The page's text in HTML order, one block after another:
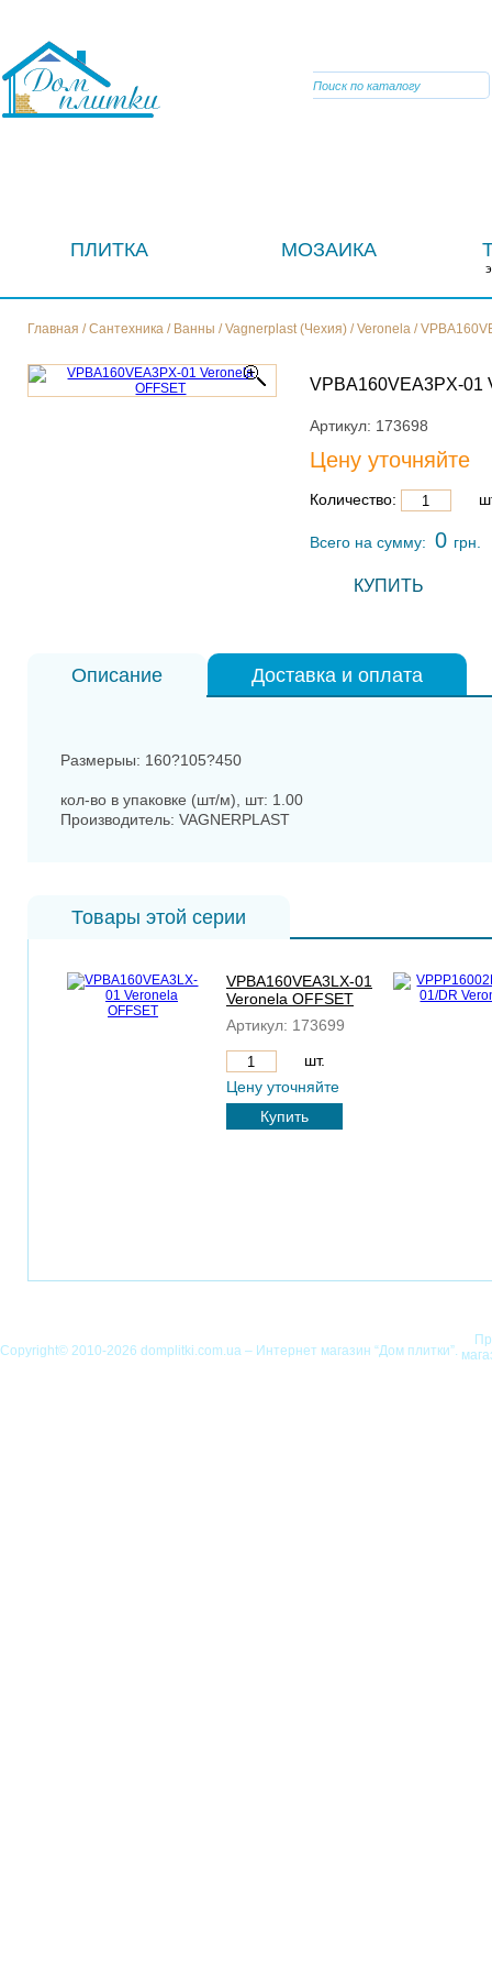
ПЛИТКА МОЗАИКА
Главная /Сантехника / Ванны /Vagnerplast (Чехия) /Veronela /
VPBA160VEA3PX-01
Артикул: 173698
Цену уточняйте
Количество:
Всего на сумму: 0 грн.
КУПИТЬ
Описание Доставка и оплата
Размерыы: 160?105?450
кол-во в упаковке (шт/м), шт: 1.00
Производитель: VAGNERPLAST
Товары этой серии
VPBA160VEA3LX-01
Veronela OFFSET
Артикул: 173699
шт.
Цену уточняйте
Купить
Copyright© 2010-2026 domplitki.com.ua – Интернет магазин “Дом плитки”.